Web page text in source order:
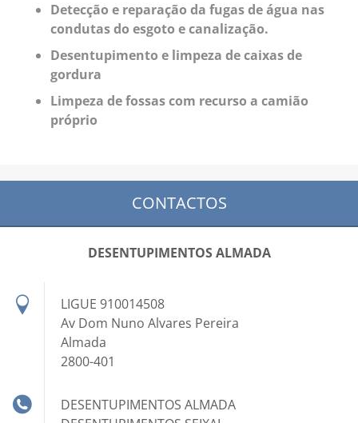
Detecção e reparação da fugas de água nas
condutas do esgoto e canalização.
Desentupimento e limpeza de caixas de
gordura
Limpeza de fossas com recurso a camião
próprio
CONTACTOS
DESENTUPIMENTOS ALMADA
LIGUE 910014508
Av Dom Nuno Alvares Pereira
Almada
2800-401
DESENTUPIMENTOS ALMADA